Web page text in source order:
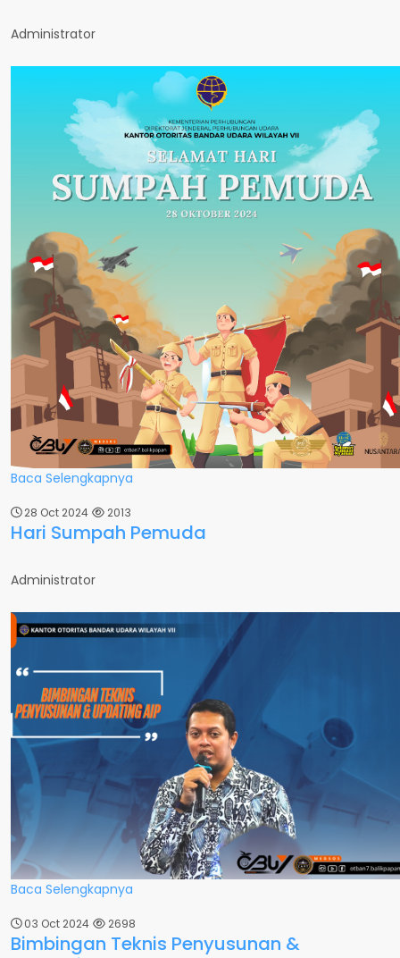
Administrator
Baca Selengkapnya
28 Oct 2024 2013
Hari Sumpah Pemuda
Administrator
Baca Selengkapnya
03 Oct 2024 2698
Bimbingan Teknis Penyusunan &